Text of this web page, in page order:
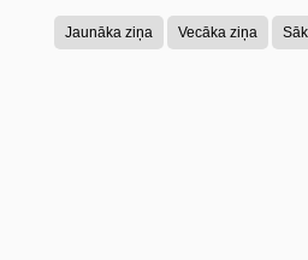
Jaunāka ziņa Vecāka ziņa